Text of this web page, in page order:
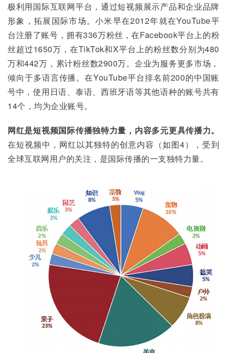
极利用国际互联网平台，通过短视频展示产品和企业品牌
形象，拓展国际市场。小米早在2012年就在YouTube平
台注册了账号，拥有336万粉丝，在Facebook平台上的粉
丝超过1650万，在TikTok和X平台上的粉丝数分别为480
万和442万，累计粉丝数2900万。企业为服务更多市场，
倾向于多语言传播。在YouTube平台排名前200的中国账
号中，使用日语、泰语、西班牙语等其他语种的账号共有
14个，均为企业账号。
网红是短视频国际传播独特力量，内容多元更具传播力。
在短视频中，网红以其独特的创意内容（如图4），受到
全球互联网用户的关注，是国际传播的一支独特力量。